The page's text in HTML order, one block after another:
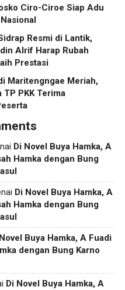
Ciro-Ciroe Siap Adu
Resmi di Lantik,
Alrif Harap Rubah
Prestasi
Maritengngae Meriah,
TP PKK Terima
Di Novel Buya Hamka, A
Hamka dengan Bung
Di Novel Buya Hamka, A
Hamka dengan Bung
Buya Hamka, A Fuadi
dengan Bung Karno
Di Novel Buya Hamka, A